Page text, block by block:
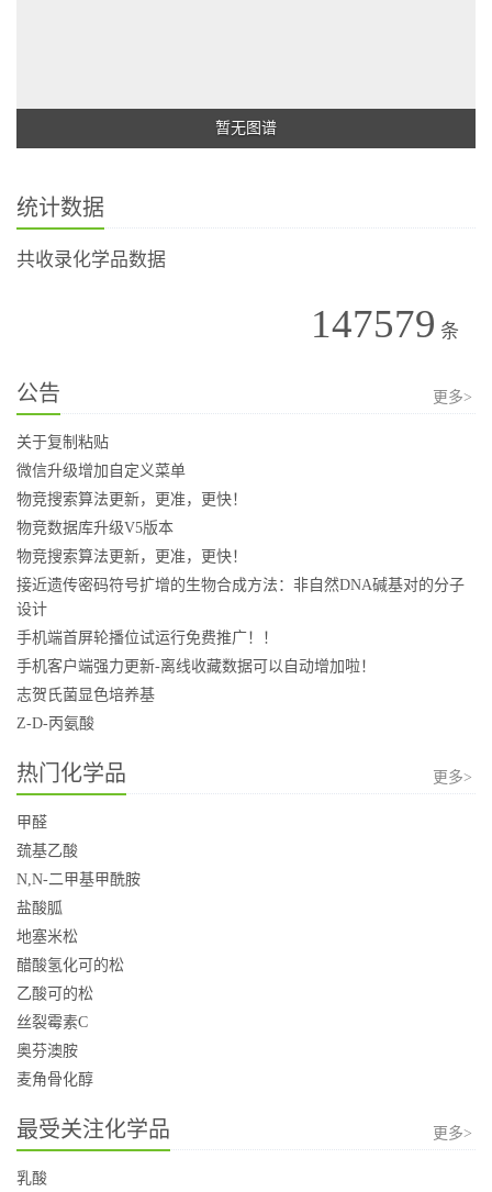
暂无图谱
统计数据
共收录化学品数据
147579 条
公告 更多>
关于复制粘贴
微信升级增加自定义菜单
物竞搜索算法更新，更准，更快！
物竞数据库升级V5版本
物竞搜索算法更新，更准，更快！
接近遗传密码符号扩增的生物合成方法：非自然DNA碱基对的分子
设计
手机端首屏轮播位试运行免费推广！！
手机客户端强力更新-离线收藏数据可以自动增加啦！
志贺氏菌显色培养基
Z-D-丙氨酸
热门化学品 更多>
甲醛
巯基乙酸
N,N-二甲基甲酰胺
盐酸胍
地塞米松
醋酸氢化可的松
乙酸可的松
丝裂霉素C
奥芬澳胺
麦角骨化醇
最受关注化学品 更多>
乳酸